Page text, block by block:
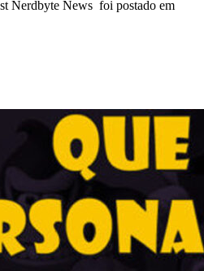
Nerdbyte News foi postado em